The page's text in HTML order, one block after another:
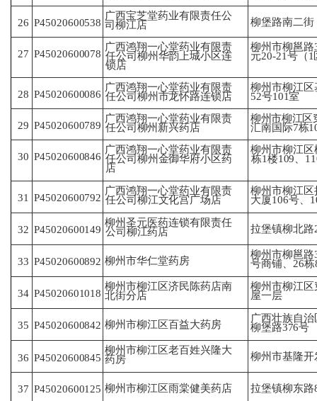
26 P45020600538
广西宝芝堂药业有限责任公
司柳江店 柳堡路南二街
27 P45020600078
广西鸿翔一心堂药业有限责
任公司柳州华韵上城小区连
锁店
柳州市柳邕路
元20-21号（
28 P45020600086
广西鸿翔一心堂药业有限责
任公司柳州市龙怀路连锁店
柳州市柳江
52号101室
29 P45020600789
广西鸿翔一心堂药业有限责
任公司柳州新兴药店
柳州市柳江区
汇南国际7栋
30 P45020600846
广西鸿翔一心堂药业有限责
任公司柳州金御华府小区药
店
柳州市柳江区
栋1楼109、
31 P45020600792
广西鸿翔一心堂药业有限责
任公司柳江文化宫广场店
柳州市柳江
大厦106号、
32 P45020600149
柳州圣元医药连锁有限责任
公司柳江药店 拉堡镇柳北路
33 P45020600892 柳州市华仁堂药房
柳州市柳邕路
号商铺、26
34 P45020601018
柳州市柳江区济民陈药店南
北街分店
柳州市柳江
屋一层
35 P45020600842 柳州市柳江区百益大药房
广西壮族自
柳堡路376号
36 P45020600845
柳州市柳江区老百姓兴隆大
药房 柳州市基隆开
37 P45020600125 柳州市柳江区雨棠健美药店 拉堡镇柳东路